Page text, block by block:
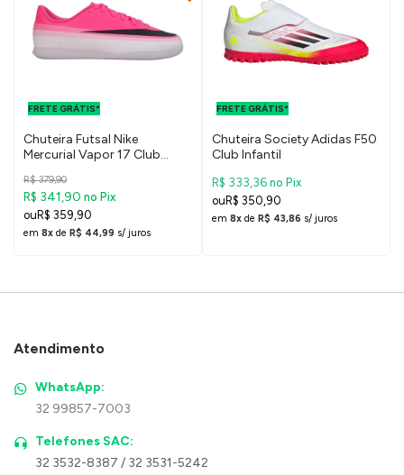
FRETE GRÁTIS*
Chuteira Futsal Nike
Mercurial Vapor 17 Club
R$ 379,90
R$ 341,90 no Pix
R$ 359,90
em 8x de R$ 44,99 s/ juros
FRETE GRÁTIS*
Chuteira Society Adidas F50
Club Infantil
R$ 333,36 no Pix
R$ 350,90
em 8x de R$ 43,86 s/ juros
Atendimento
WhatsApp:
32 99857-7003
Telefones SAC:
32 3532-8387 / 32 3531-5242